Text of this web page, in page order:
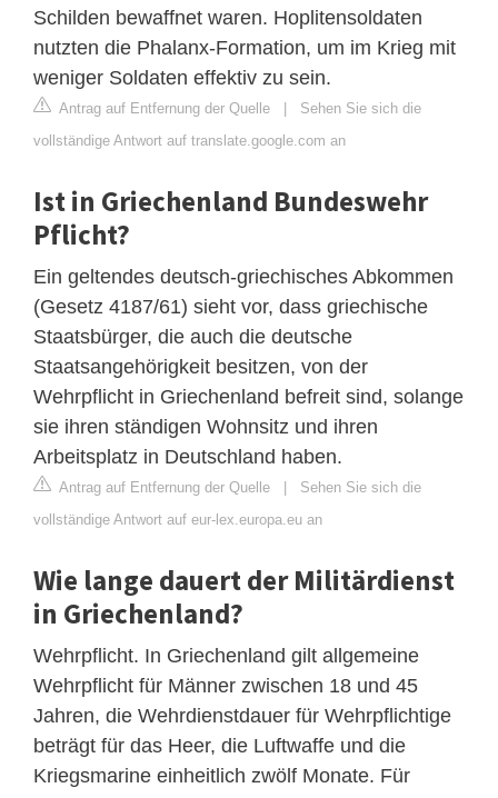
Schilden bewaffnet waren. Hoplitensoldaten
nutzten die Phalanx-Formation, um im Krieg mit
weniger Soldaten effektiv zu sein.
Antrag auf Entfernung der Quelle | Sehen Sie sich die
vollständige Antwort auf translate.google.com an
Ist in Griechenland Bundeswehr
Pflicht?
Ein geltendes deutsch-griechisches Abkommen
(Gesetz 4187/61) sieht vor, dass griechische
Staatsbürger, die auch die deutsche
Staatsangehörigkeit besitzen, von der
Wehrpflicht in Griechenland befreit sind, solange
sie ihren ständigen Wohnsitz und ihren
Arbeitsplatz in Deutschland haben.
Antrag auf Entfernung der Quelle | Sehen Sie sich die
vollständige Antwort auf eur-lex.europa.eu an
Wie lange dauert der Militärdienst
in Griechenland?
Wehrpflicht. In Griechenland gilt allgemeine
Wehrpflicht für Männer zwischen 18 und 45
Jahren, die Wehrdienstdauer für Wehrpflichtige
beträgt für das Heer, die Luftwaffe und die
Kriegsmarine einheitlich zwölf Monate. Für